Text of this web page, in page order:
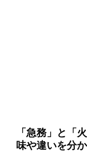
「急務」と「
味や違いを分